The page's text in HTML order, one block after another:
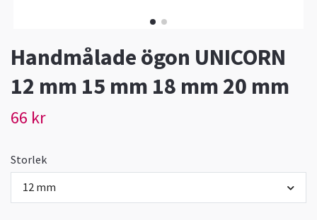
Handmålade ögon UNICORN
12 mm 15 mm 18 mm 20 mm
66 kr
Storlek
12 mm